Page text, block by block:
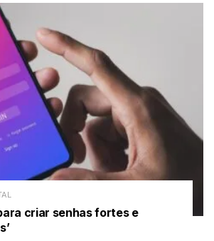
criar senhas fortes e